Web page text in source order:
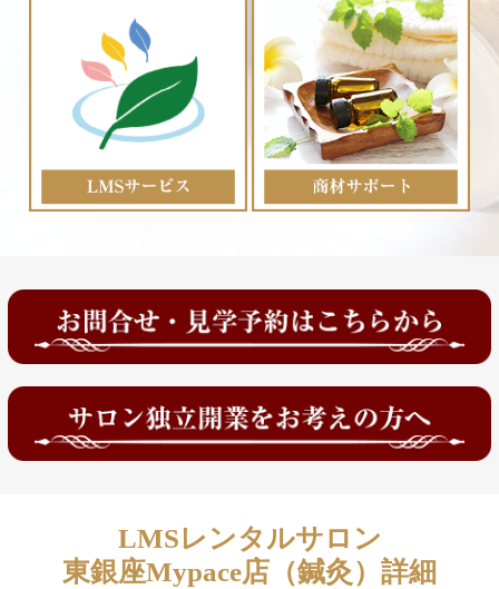
LMSレンタルサロン
東銀座Mypace店（鍼灸）詳細